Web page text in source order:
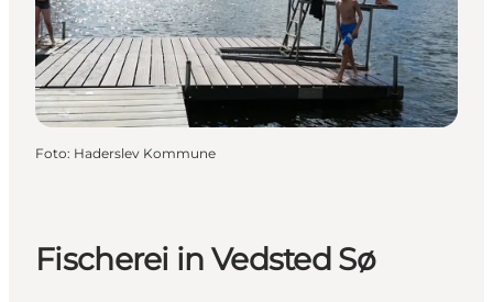
Foto: Haderslev Kommune
Fischerei in Vedsted Sø